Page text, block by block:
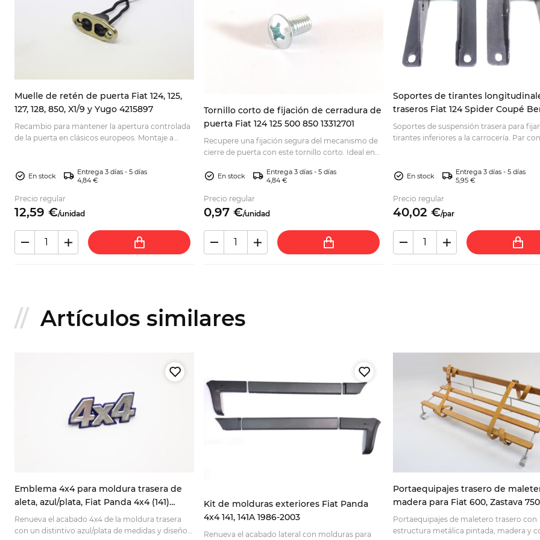
Muelle de retén de puerta Fiat 124, 125,
127, 128, 850, X1/9 y Yugo 4215897
Recambio para mantener la apertura controlada
de la puerta en clásicos europeos. Montaje a
En stock
Entrega 3 días - 5 días
4,84 €
Precio regular
12,59 €/unidad
Tornillo corto de fijación de cerradura de
puerta Fiat 124 125 500 850 13312701
Recupere una fijación segura del mecanismo de
cierre de puerta con este tornillo corto. Ideal en
En stock
Entrega 3 días - 5 días
4,84 €
Precio regular
0,97 €/unidad
Soportes de tirantes
traseros Fiat 124 Spider Coupé
4188140
Soportes de suspensión trasera para
tirantes inferiores a la carrocería. Par
En stock
Entrega 3 días - 5 días
5,95 €
Precio regular
40,02 €/par
Artículos similares
Emblema 4x4 para moldura trasera de
aleta, azul/plata, Fiat Panda 4x4 (141)
7592198 7724973
Renueva el acabado 4x4 de la moldura trasera
con un distintivo azul/plata de medidas y diseño
Kit de molduras exteriores Fiat Panda
4x4 141, 141A 1986-2003
Renueva el acabado lateral con molduras para
Portaequipajes trasero de
madera para Fiat 600, Zastava
600 y Autobianchi Bianchina
Portaequipajes de maletero trasero con
estructura metálica pintada, madera y